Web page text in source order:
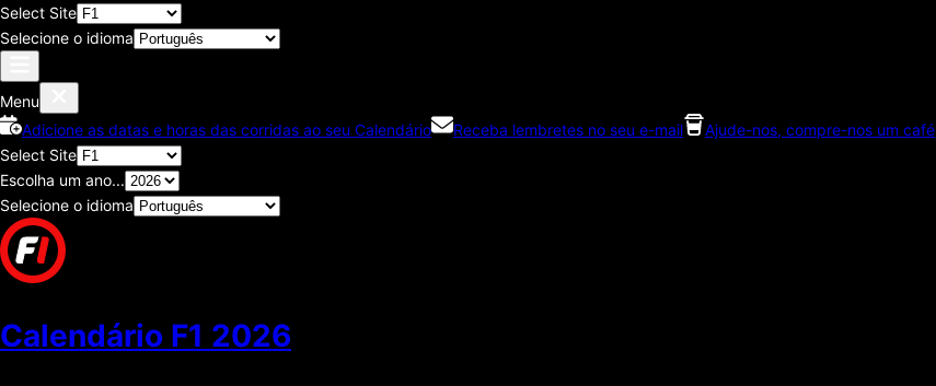
Select Site
Selecione o idioma
Menu
Adicione as datas e horas das corridas ao seu Calendário
Receba lembretes no seu e-mail
Ajude-nos, compre-nos um café
Select Site
Escolha um ano...
Selecione o idioma
Calendário F1 2026